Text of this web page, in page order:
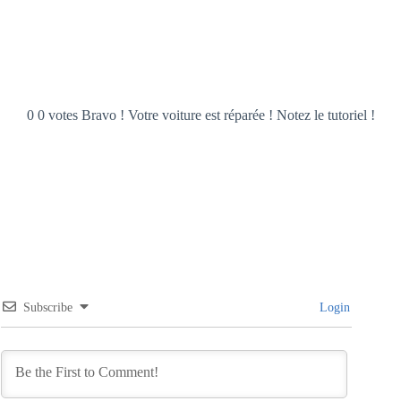
0 0 votes Bravo ! Votre voiture est réparée ! Notez le tutoriel !
Subscribe Login